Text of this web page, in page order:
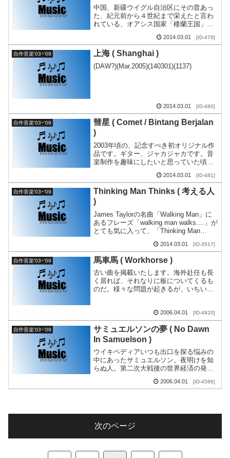
中国、新疆ウイグル自治区にその昔あっ
た、紀元前から４世紀まで栄えたと言わ
れている、オアシス国家「楼蘭王国」。
して名を残す＜ロプノール湖＞が干上が
る頃、王国も滅亡し...
2014.03.01 [ID-479]
自作音楽'03~'09 上海 ( Shanghai )
(DAW?)(Mar.2005)(140301)(1137)
2014.03.01 [ID-480]
自作音楽'03~'09
彗星 ( Comet / Bintang Berjalan
)
2003年頃の、記念すべき初オリジナル作
品です。ギター、ジャカジャカです。音
楽制作を趣味にしたいと思っていた頃。
た。スーパージェッターになったような
気持ちで作りました...
2014.03.01 [ID-481]
自作音楽'03~'09
Thinking Man Thinks ( 考える人
)
James Taylorの名曲「Walking Man」に
あるフレーズ「walking man walks....」が
とても気に入って、「Thinking Man
2014.03.01 [ID-3517]
自作音楽'03~'09 馬車馬 ( Workhorse )
古い曲を掲載いたします。海外赴任も長
く居れば、それなりに板についてくるも
のだ。様々な問題が起きるが、いちいち
だ。そんな開き直った心...2006.04.01 [ID-4920]
自作音楽'03~'09
サミュエルソンの夢 ( No Dawn
In Samuelson )
ウイキペディアいつも出口を探る悩みの
中にあったサミュエルソン。夜明けを知
らぬ人。第二次大戦後の世界経済の発
シナリオ通りに進んだと言っていい。そ
2006.04.01 [ID-4586]
次のページ